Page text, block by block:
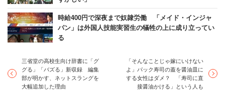
時給400円で深夜まで奴隷労働 「メイド・インジャ
パン」は外国人技能実習生の犠牲の上に成り立ってい
る
三省堂の高校生向け辞書に「グ
グる」「バズる」新収録 編集
部が明かす、ネットスラングを
大幅追加した理由
「そんなことじゃ嫁にいけない
よ」パック寿司の蓋を醤油皿に
する女性はダメ？ 「寿司に直
接醤油かける」という人も